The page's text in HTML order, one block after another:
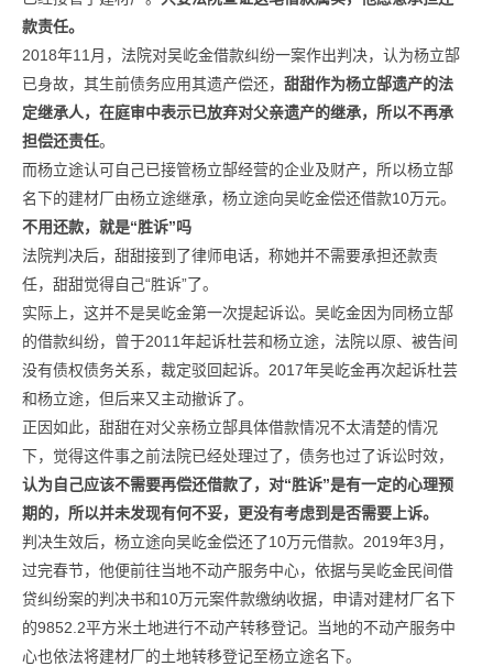
款责任。
2018年11月，法院对吴屹金借款纠纷一案作出判决，认为杨立郜
已身故，其生前债务应用其遗产偿还， 甜甜作为杨立郜遗产的法
定继承人，在庭审中表示已放弃对父亲遗产的继承，所以不再承
担偿还责任。
而杨立途认可自己已接管杨立郜经营的企业及财产，所以杨立郜
名下的建材厂由杨立途继承，杨立途向吴屹金偿还借款10万元。
不用还款，就是“胜诉”吗
法院判决后，甜甜接到了律师电话，称她并不需要承担还款责
任，甜甜觉得自己“胜诉”了。
实际上，这并不是吴屹金第一次提起诉讼。吴屹金因为同杨立郜
的借款纠纷，曾于2011年起诉杜芸和杨立途，法院以原、被告间
没有债权债务关系，裁定驳回起诉。2017年吴屹金再次起诉杜芸
和杨立途，但后来又主动撤诉了。
正因如此，甜甜在对父亲杨立郜具体借款情况不太清楚的情况
下，觉得这件事之前法院已经处理过了，债务也过了诉讼时效，
认为自己应该不需要再偿还借款了，对“胜诉”是有一定的心理预
期的，所以并未发现有何不妥，更没有考虑到是否需要上诉。
判决生效后，杨立途向吴屹金偿还了10万元借款。2019年3月，
过完春节，他便前往当地不动产服务中心，依据与吴屹金民间借
贷纠纷案的判决书和10万元案件款缴纳收据，申请对建材厂名下
的9852.2平方米土地进行不动产转移登记。当地的不动产服务中
心也依法将建材厂的土地转移登记至杨立途名下。